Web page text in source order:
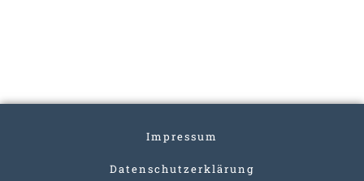
Impressum
Datenschutzerklärung